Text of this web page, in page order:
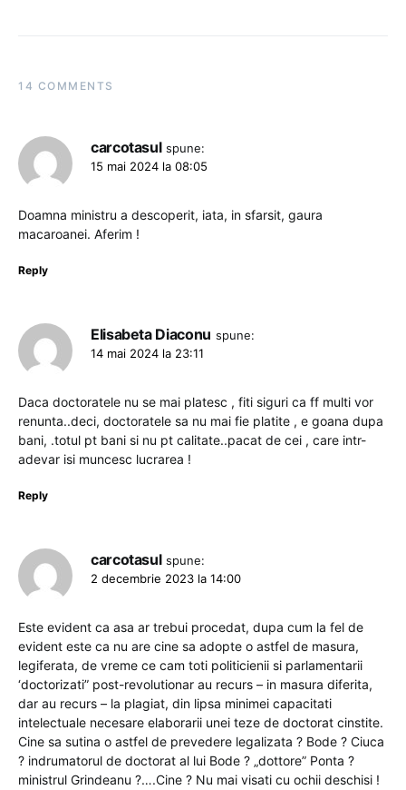
14 COMMENTS
carcotasul spune:
15 mai 2024 la 08:05
Doamna ministru a descoperit, iata, in sfarsit, gaura
macaroanei. Aferim !
Reply
Elisabeta Diaconu spune:
14 mai 2024 la 23:11
Daca doctoratele nu se mai platesc , fiti siguri ca ff multi vor
renunta..deci, doctoratele sa nu mai fie platite , e goana dupa
bani, .totul pt bani si nu pt calitate..pacat de cei , care intr-
adevar isi muncesc lucrarea !
Reply
carcotasul spune:
2 decembrie 2023 la 14:00
Este evident ca asa ar trebui procedat, dupa cum la fel de
evident este ca nu are cine sa adopte o astfel de masura,
legiferata, de vreme ce cam toti politicienii si parlamentarii
‘doctorizati” post-revolutionar au recurs – in masura diferita,
dar au recurs – la plagiat, din lipsa minimei capacitati
intelectuale necesare elaborarii unei teze de doctorat cinstite.
Cine sa sutina o astfel de prevedere legalizata ? Bode ? Ciuca
? indrumatorul de doctorat al lui Bode ? „dottore” Ponta ?
ministrul Grindeanu ?….Cine ? Nu mai visati cu ochii deschisi !